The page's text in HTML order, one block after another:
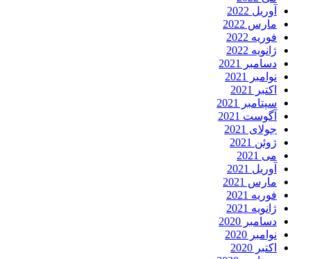
آوریل 2022
مارس 2022
فوریه 2022
ژانویه 2022
دسامبر 2021
نوامبر 2021
اکتبر 2021
سپتامبر 2021
آگوست 2021
جولای 2021
ژوئن 2021
می 2021
آوریل 2021
مارس 2021
فوریه 2021
ژانویه 2021
دسامبر 2020
نوامبر 2020
اکتبر 2020